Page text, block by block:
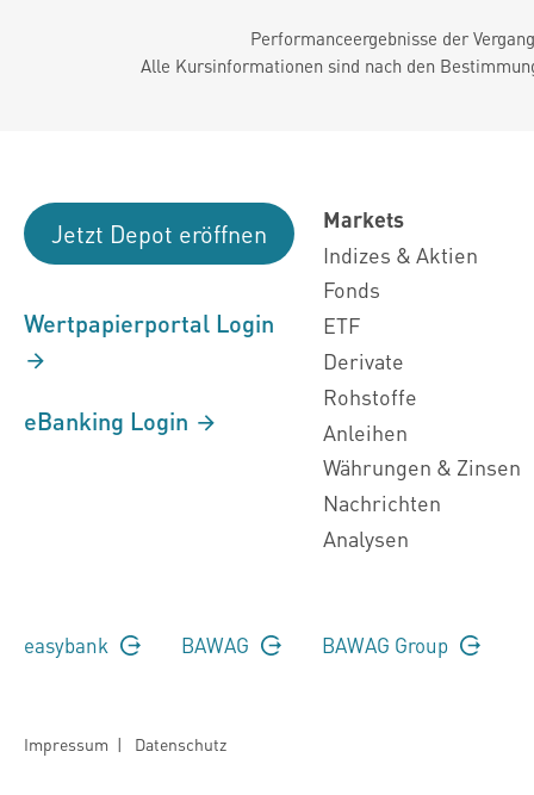
Performanceergebnisse der
Alle Kursinformationen sind nach den
Jetzt Depot eröffnen
Wertpapierportal Login
eBanking Login
Markets
Indizes & Aktien
Fonds
ETF
Derivate
Rohstoffe
Anleihen
Währungen & Zinsen
Nachrichten
Analysen
easybank BAWAG BAWAG Group
Impressum | Datenschutz